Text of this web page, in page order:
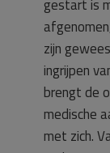
gestart is
zijn
ingrijpen
brengt de
medische
met zich.